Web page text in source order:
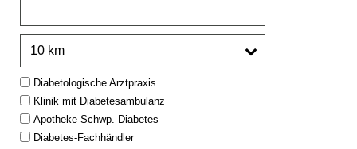
Type:Diabetologische Arztpraxis
Klinik mit Diabetesambulanz
Apotheke Schwp. Diabetes
Diabetes-Fachhändler